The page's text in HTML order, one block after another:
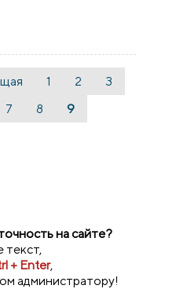
монастыре
1 2
3
7 8 9
на сайте?
текст,
+ Enter,
администратору!